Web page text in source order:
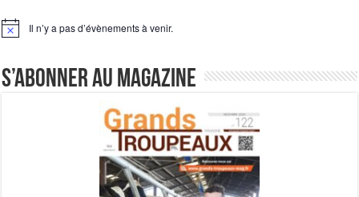
Notice Il n’y a pas d’évènements à venir.
S’abonner au magazine